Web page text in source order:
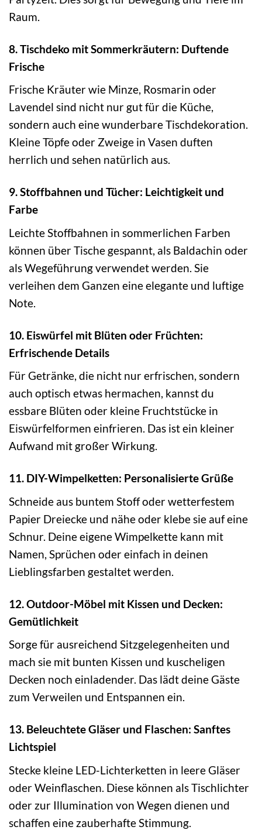
Raum.
8. Tischdeko mit Sommerkräutern: Duftende
Frische
Frische Kräuter wie Minze, Rosmarin oder
Lavendel sind nicht nur gut für die Küche,
sondern auch eine wunderbare Tischdekoration.
Kleine Töpfe oder Zweige in Vasen duften
herrlich und sehen natürlich aus.
9. Stoffbahnen und Tücher: Leichtigkeit und
Farbe
Leichte Stoffbahnen in sommerlichen Farben
können über Tische gespannt, als Baldachin oder
als Wegeführung verwendet werden. Sie
verleihen dem Ganzen eine elegante und luftige
Note.
10. Eiswürfel mit Blüten oder Früchten:
Erfrischende Details
Für Getränke, die nicht nur erfrischen, sondern
auch optisch etwas hermachen, kannst du
essbare Blüten oder kleine Fruchtstücke in
Eiswürfelformen einfrieren. Das ist ein kleiner
Aufwand mit großer Wirkung.
11. DIY-Wimpelketten: Personalisierte Grüße
Schneide aus buntem Stoff oder wetterfestem
Papier Dreiecke und nähe oder klebe sie auf eine
Schnur. Deine eigene Wimpelkette kann mit
Namen, Sprüchen oder einfach in deinen
Lieblingsfarben gestaltet werden.
12. Outdoor-Möbel mit Kissen und Decken:
Gemütlichkeit
Sorge für ausreichend Sitzgelegenheiten und
mach sie mit bunten Kissen und kuscheligen
Decken noch einladender. Das lädt deine Gäste
zum Verweilen und Entspannen ein.
13. Beleuchtete Gläser und Flaschen: Sanftes
Lichtspiel
Stecke kleine LED-Lichterketten in leere Gläser
oder Weinflaschen. Diese können als Tischlichter
oder zur Illumination von Wegen dienen und
schaffen eine zauberhafte Stimmung.